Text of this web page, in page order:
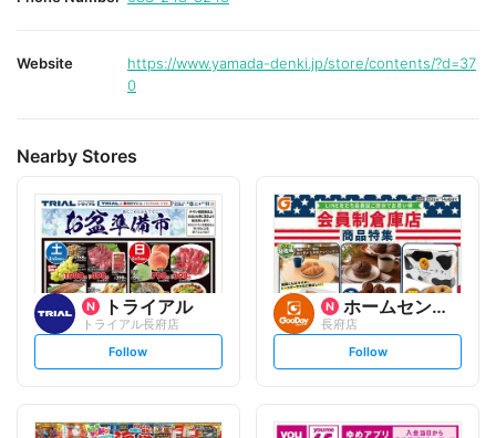
Website
https://www.yamada-denki.jp/store/contents/?d=37
0
Nearby Stores
トライアル
トライアル長府店
s
t
l
Follow
ホームセンター グッデイ
長府店
s
t
l
Follow